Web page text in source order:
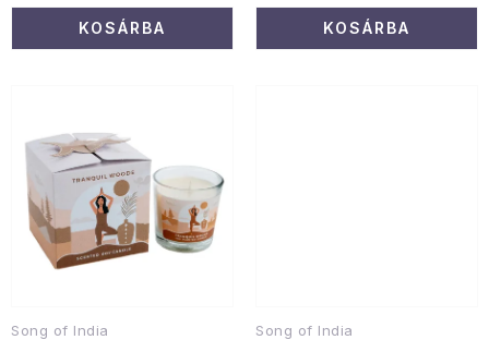
Veľkoobchodná spolupráca
A személyes adatok védelmének feltételei
Hogyan kell panaszkodni / visszaadni az áruka
KOSÁRBA KOSÁRBA
Song of India Song of India